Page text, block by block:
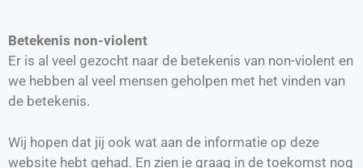
Betekenis non-violent
Er is al veel gezocht naar de betekenis van non-violent en
we hebben al veel mensen geholpen met het vinden van
de betekenis.
Wij hopen dat jij ook wat aan de informatie op deze
website hebt gehad. En zien je graag in de toekomst nog